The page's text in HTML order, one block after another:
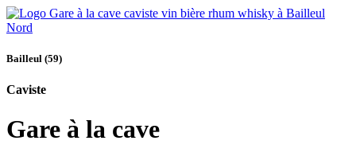
Bailleul (59)
Caviste
Gare à la cave